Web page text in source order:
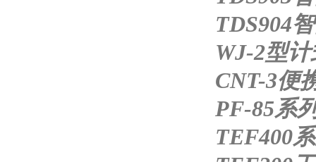
TDS904
WJ-2型
CNT-3便
PF-85系
TEF400